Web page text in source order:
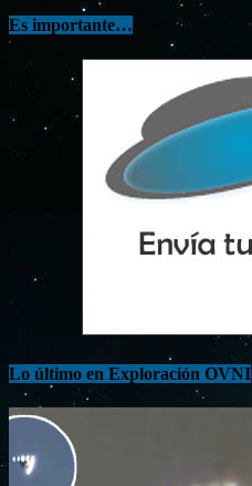
Es importante…
Lo último en Exploración OVNI